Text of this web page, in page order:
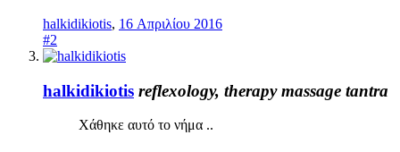
halkidikiotis, 16 Απριλίου 2016
#2
halkidikiotis reflexology, therapy massage tantra
Χάθηκε αυτό το νήμα ..